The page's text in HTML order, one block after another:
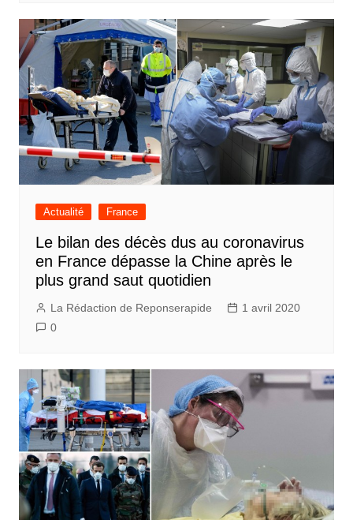
Actualité France
Le bilan des décès dus au coronavirus
en France dépasse la Chine après le
plus grand saut quotidien
La Rédaction de Reponserapide
1 avril 2020
0